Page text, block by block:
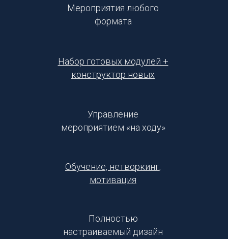
Управление
мероприятием «на ходу»
Полностью
настраиваемый дизайн
Набор готовых модулей +
конструктор новых
Обучение, нетворкинг,
мотивация
Мероприятия любого
формата